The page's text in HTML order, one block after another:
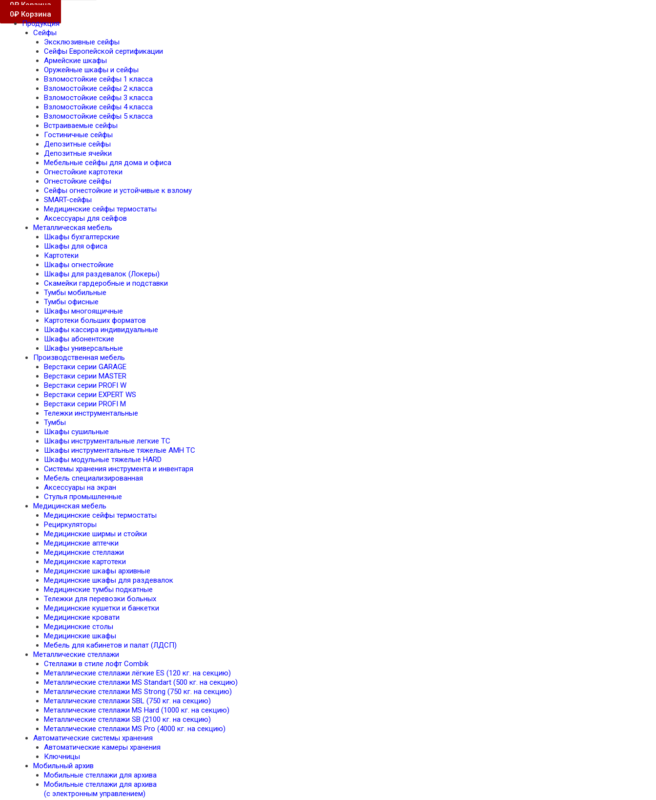
0₽ Корзина
0₽ Корзина
Продукция
Сейфы
Эксклюзивные сейфы
Сейфы Европейской сертификации
Армейские шкафы
Оружейные шкафы и сейфы
Взломостойкие сейфы 1 класса
Взломостойкие сейфы 2 класса
Взломостойкие сейфы 3 класса
Взломостойкие сейфы 4 класса
Взломостойкие сейфы 5 класса
Встраиваемые сейфы
Гостиничные сейфы
Депозитные сейфы
Депозитные ячейки
Мебельные сейфы для дома и офиса
Огнестойкие картотеки
Огнестойкие сейфы
Сейфы огнестойкие и устойчивые к взлому
SMART-сейфы
Медицинские сейфы термостаты
Аксессуары для сейфов
Металлическая мебель
Шкафы бухгалтерские
Шкафы для офиса
Картотеки
Шкафы огнестойкие
Шкафы для раздевалок (Локеры)
Скамейки гардеробные и подставки
Тумбы мобильные
Тумбы офисные
Шкафы многоящичные
Картотеки больших форматов
Шкафы кассира индивидуальные
Шкафы абонентские
Шкафы универсальные
Производственная мебель
Верстаки серии GARAGE
Верстаки серии MASTER
Верстаки серии PROFI W
Верстаки серии EXPERT WS
Верстаки серии PROFI M
Тележки инструментальные
Тумбы
Шкафы сушильные
Шкафы инструментальные легкие TC
Шкафы инструментальные тяжелые AMH TC
Шкафы модульные тяжелые HARD
Системы хранения инструмента и инвентаря
Мебель специализированная
Аксессуары на экран
Стулья промышленные
Медицинская мебель
Медицинские сейфы термостаты
Рециркуляторы
Медицинские ширмы и стойки
Медицинские аптечки
Медицинские стеллажи
Медицинские картотеки
Медицинские шкафы архивные
Медицинские шкафы для раздевалок
Медицинские тумбы подкатные
Тележки для перевозки больных
Медицинские кушетки и банкетки
Медицинские кровати
Медицинские столы
Медицинские шкафы
Мебель для кабинетов и палат (ЛДСП)
Металлические стеллажи
Стеллажи в стиле лофт Combik
Металлические стеллажи лёгкие ES (120 кг. на секцию)
Металлические стеллажи MS Standart (500 кг. на секцию)
Металлические стеллажи MS Strong (750 кг. на секцию)
Металлические стеллажи SBL (750 кг. на секцию)
Металлические стеллажи MS Hard (1000 кг. на секцию)
Металлические стеллажи SB (2100 кг. на секцию)
Металлические стеллажи MS Pro (4000 кг. на секцию)
Автоматические системы хранения
Автоматические камеры хранения
Ключницы
Мобильный архив
Мобильные стеллажи для архива
Мобильные стеллажи для архива
(с электронным управлением)